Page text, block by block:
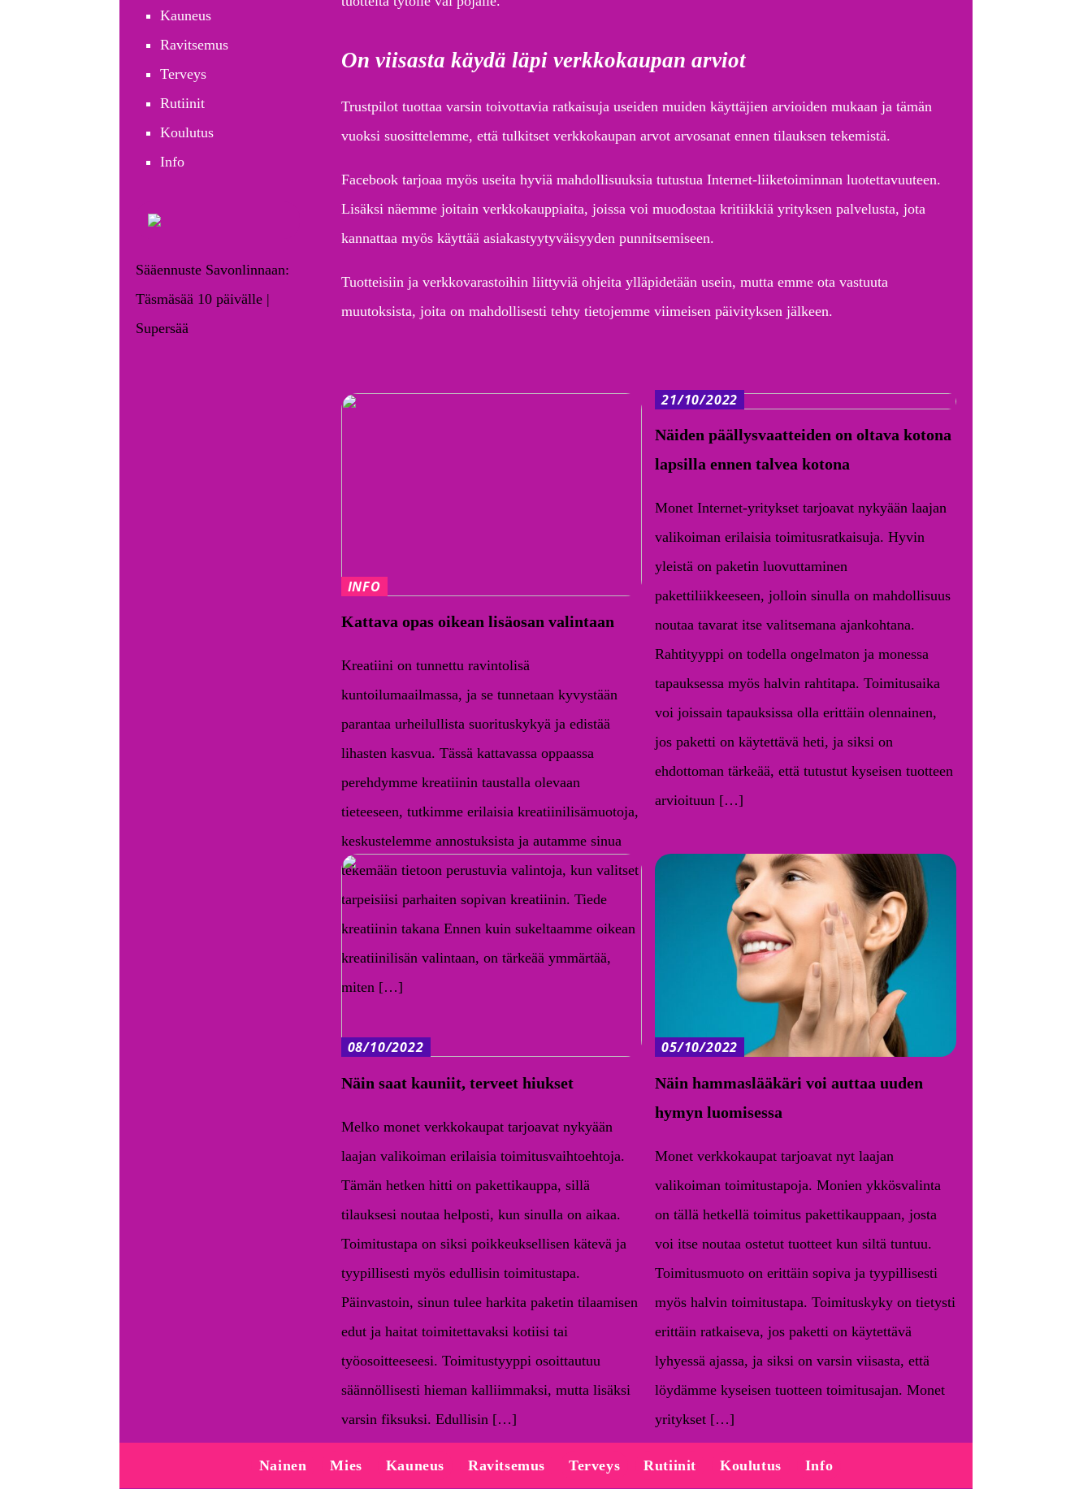
On viisasta käydä läpi verkkokaupan arviot
Trustpilot tuottaa varsin toivottavia ratkaisuja useiden muiden käyttäjien arvioiden mukaan ja tämän
vuoksi suosittelemme, että tulkitset verkkokaupan arvot arvosanat ennen tilauksen tekemistä.
Facebook tarjoaa myös useita hyviä mahdollisuuksia tutustua Internet-liiketoiminnan luotettavuuteen.
Lisäksi näemme joitain verkkokauppiaita, joissa voi muodostaa kritiikkiä yrityksen palvelusta, jota
kannattaa myös käyttää asiakastyytyväisyyden punnitsemiseen.
Tuotteisiin ja verkkovarastoihin liittyviä ohjeita ylläpidetään usein, mutta emme ota vastuuta
muutoksista, joita on mahdollisesti tehty tietojemme viimeisen päivityksen jälkeen.
INFO
Kattava opas oikean lisäosan valintaan
Kreatiini on tunnettu ravintolisä
kuntoilumaailmassa, ja se tunnetaan kyvystään
parantaa urheilullista suorituskykyä ja edistää
lihasten kasvua. Tässä kattavassa oppaassa
perehdymme kreatiinin taustalla olevaan
tieteeseen, tutkimme erilaisia ​​kreatiinilisämuotoja,
keskustelemme annostuksista ja autamme sinua
tekemään tietoon perustuvia valintoja, kun valitset
tarpeisiisi parhaiten sopivan kreatiinin. Tiede
kreatiinin takana Ennen kuin sukeltaamme oikean
kreatiinilisän valintaan, on tärkeää ymmärtää,
miten […]
21/10/2022
Näiden päällysvaatteiden on oltava kotona
lapsilla ennen talvea kotona
Monet Internet-yritykset tarjoavat nykyään laajan
valikoiman erilaisia toimitusratkaisuja. Hyvin
yleistä on paketin luovuttaminen
pakettiliikkeeseen, jolloin sinulla on mahdollisuus
noutaa tavarat itse valitsemana ajankohtana.
Rahtityyppi on todella ongelmaton ja monessa
tapauksessa myös halvin rahtitapa. Toimitusaika
voi joissain tapauksissa olla erittäin olennainen,
jos paketti on käytettävä heti, ja siksi on
ehdottoman tärkeää, että tutustut kyseisen tuotteen
arvioituun […]
08/10/2022
Näin saat kauniit, terveet hiukset
Melko monet verkkokaupat tarjoavat nykyään
laajan valikoiman erilaisia toimitusvaihtoehtoja.
Tämän hetken hitti on pakettikauppa, sillä
tilauksesi noutaa helposti, kun sinulla on aikaa.
Toimitustapa on siksi poikkeuksellisen kätevä ja
tyypillisesti myös edullisin toimitustapa.
Päinvastoin, sinun tulee harkita paketin tilaamisen
edut ja haitat toimitettavaksi kotiisi tai
työosoitteeseesi. Toimitustyyppi osoittautuu
säännöllisesti hieman kalliimmaksi, mutta lisäksi
varsin fiksuksi. Edullisin […]
05/10/2022
Näin hammaslääkäri voi auttaa uuden
hymyn luomisessa
Monet verkkokaupat tarjoavat nyt laajan
valikoiman toimitustapoja. Monien ykkösvalinta
on tällä hetkellä toimitus pakettikauppaan, josta
voi itse noutaa ostetut tuotteet kun siltä tuntuu.
Toimitusmuoto on erittäin sopiva ja tyypillisesti
myös halvin toimitustapa. Toimituskyky on tietysti
erittäin ratkaiseva, jos paketti on käytettävä
lyhyessä ajassa, ja siksi on varsin viisasta, että
löydämme kyseisen tuotteen toimitusajan. Monet
yritykset […]
Kauneus
Ravitsemus
Terveys
Rutiinit
Koulutus
Info
Sääennuste Savonlinnaan:
Täsmäsää 10 päivälle |
Supersää
Nainen Mies Kauneus Ravitsemus Terveys Rutiinit Koulutus Info